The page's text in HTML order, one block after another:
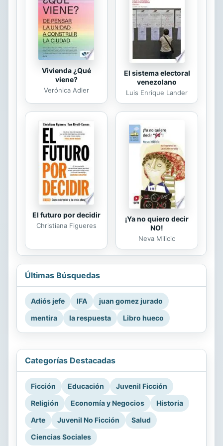
enamorarse de uno. Le resulta difícil
respetar ese juramento cuando es
rescatada por un alfa rubio de ojos
azules y con el...
Vivienda ¿Qué
viene?
Verónica Adler
El sistema electoral
venezolano
Luis Enrique Lander
El futuro por decidir
Christiana Figueres
¡Ya no quiero decir
NO!
Neva Milicic
Últimas Búsquedas
Adiós jefe IFA
juan gomez jurado
mentira
la respuesta Libro hueco
Categorías Destacadas
Ficción Educación
Juvenil Ficción
Religión
Economía y Negocios
Historia
Arte
Juvenil No Ficción
Salud
Ciencias Sociales